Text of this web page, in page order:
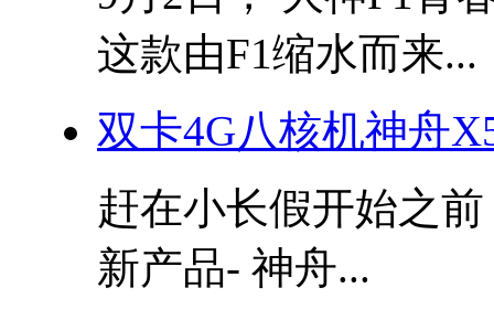
这款由F1缩水而来...
双卡4G八核机神舟
赶在小长假开始之
新产品- 神舟...